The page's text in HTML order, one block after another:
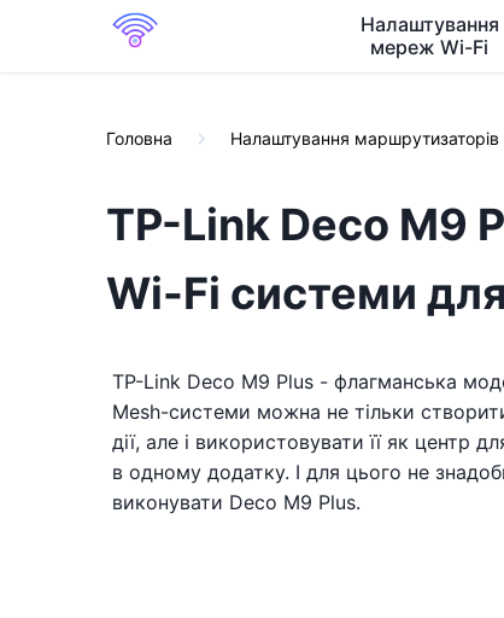
Налаштування
мереж Wi-Fi
Головна Налаштування маршрутизаторів
TP-Link Deco M9
Wi-Fi системи
TP-Link Deco M9 Plus - флагманська
Mesh-системи можна не тільки
дії, але і використовувати її як центр
в одному додатку. І для цього не
виконувати Deco M9 Plus.